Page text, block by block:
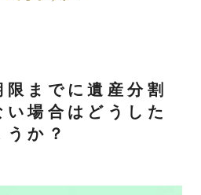
までに遺産分割
場合はどうした
か？